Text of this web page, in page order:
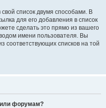
список двумя способами. В
для его добавления в список
сделать это прямо из вашего
имени пользователя. Вы
соответствующих списков на той
или форумам?